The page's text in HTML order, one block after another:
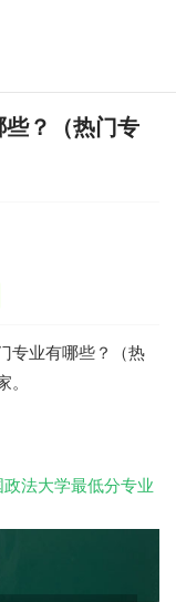
？（热门专
专业有哪些？（热
法大学最低分专业